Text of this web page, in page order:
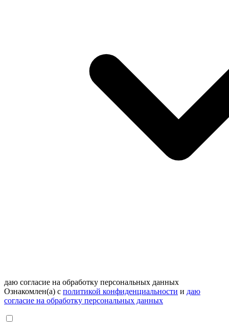
даю согласие на обработку персональных данных
Ознакомлен(а) с политикой конфиденциальности и даю
согласие на обработку персональных данных